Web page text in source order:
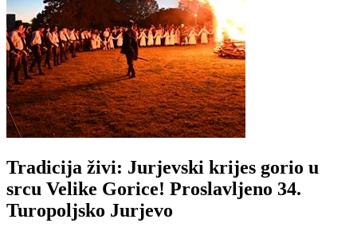
Tradicija živi: Jurjevski krijes gorio u
srcu Velike Gorice! Proslavljeno 34.
Turopoljsko Jurjevo